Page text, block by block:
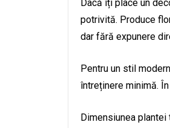
Dacă îți place un
potrivită. Produce
dar fără expunere
Pentru un stil
întreținere minimă.
Dimensiunea